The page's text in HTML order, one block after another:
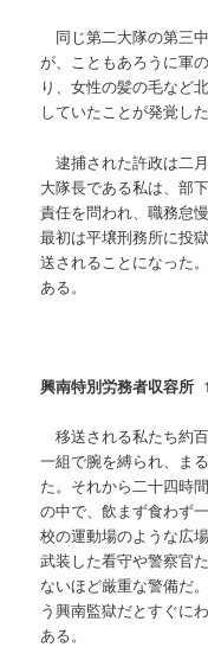
同じ第二大隊の第三
が、こともあろうに軍
り、女性の髪の毛など
していたことが発覚した
逮捕された許政は二
大隊長である私は、部
責任を問われ、職務怠
最初は平壌刑務所に投
送されることになった
ある。
興南特別労務者収容所
移送される私たち約
一組で腕を縛られ、ま
た。それから二十四時
の中で、飲まず食わず
校の運動場のような広
武装した看守や警察官
ないほど厳重な警備だ
う興南監獄だとすぐに
ある。